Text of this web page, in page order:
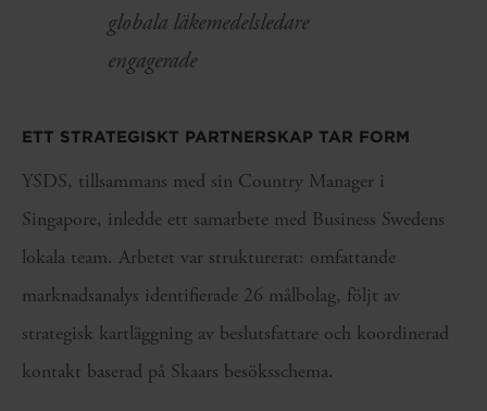
globala läkemedelsledare
engagerade
ETT STRATEGISKT PARTNERSKAP TAR FORM
YSDS, tillsammans med sin Country Manager i
Singapore, inledde ett samarbete med Business Swedens
lokala team. Arbetet var strukturerat: omfattande
marknadsanalys identifierade 26 målbolag, följt av
strategisk kartläggning av beslutsfattare och koordinerad
kontakt baserad på Skaars besöksschema.